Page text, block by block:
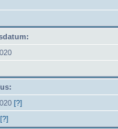
[?]
[?]